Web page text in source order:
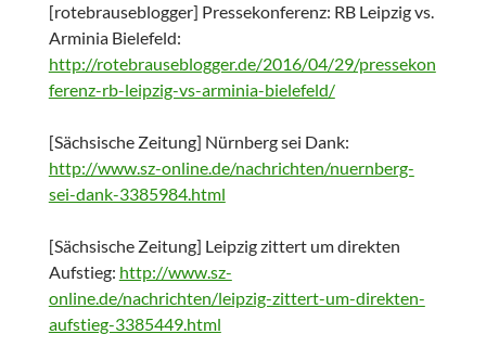
[rotebrauseblogger] Pressekonferenz: RB Leipzig vs.
Arminia Bielefeld:
http://rotebrauseblogger.de/2016/04/29/pressekon
ferenz-rb-leipzig-vs-arminia-bielefeld/
[Sächsische Zeitung] Nürnberg sei Dank:
http://www.sz-online.de/nachrichten/nuernberg-
sei-dank-3385984.html
[Sächsische Zeitung] Leipzig zittert um direkten
Aufstieg: http://www.sz-
online.de/nachrichten/leipzig-zittert-um-direkten-
aufstieg-3385449.html